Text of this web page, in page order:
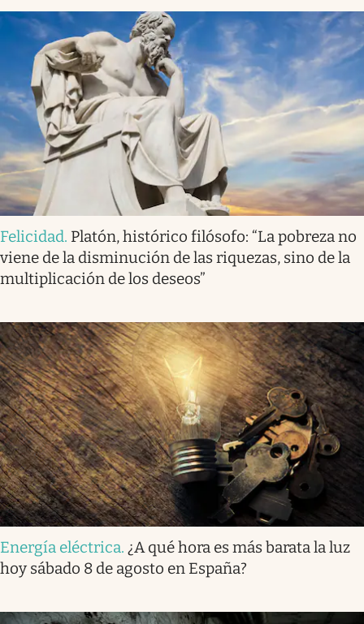
Felicidad. Platón, histórico filósofo: “La pobreza no
viene de la disminución de las riquezas, sino de la
multiplicación de los deseos”
Energía eléctrica. ¿A qué hora es más barata la luz
hoy sábado 8 de agosto en España?